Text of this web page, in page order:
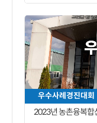
우수사례경진대회
2023년 농촌융복합